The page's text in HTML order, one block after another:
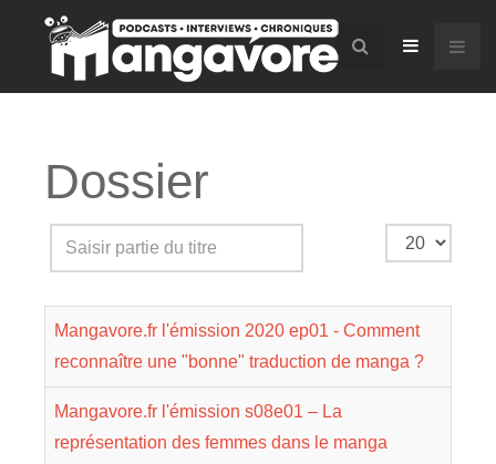
Dossier
Saisir
partie
titre
Affichage
Mangavore.fr l'émission 2020 ep01 - Comment
reconnaître une "bonne" traduction de manga ?
Mangavore.fr l'émission s08e01 – La
représentation des femmes dans le manga